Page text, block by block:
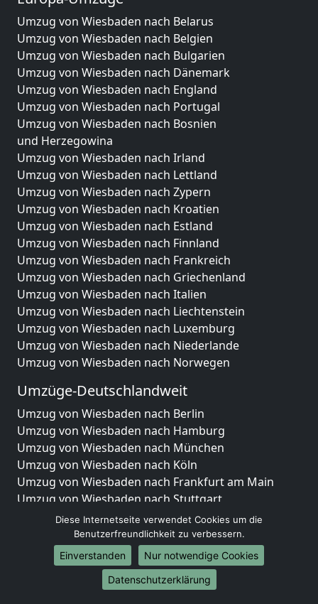
Umzug von Wiesbaden nach Belarus
Umzug von Wiesbaden nach Belgien
Umzug von Wiesbaden nach Bulgarien
Umzug von Wiesbaden nach Dänemark
Umzug von Wiesbaden nach England
Umzug von Wiesbaden nach Portugal
Umzug von Wiesbaden nach Bosnien
und Herzegowina
Umzug von Wiesbaden nach Irland
Umzug von Wiesbaden nach Lettland
Umzug von Wiesbaden nach Zypern
Umzug von Wiesbaden nach Kroatien
Umzug von Wiesbaden nach Estland
Umzug von Wiesbaden nach Finnland
Umzug von Wiesbaden nach Frankreich
Umzug von Wiesbaden nach Griechenland
Umzug von Wiesbaden nach Italien
Umzug von Wiesbaden nach Liechtenstein
Umzug von Wiesbaden nach Luxemburg
Umzug von Wiesbaden nach Niederlande
Umzug von Wiesbaden nach Norwegen
Umzüge-Deutschlandweit
Umzug von Wiesbaden nach Berlin
Umzug von Wiesbaden nach Hamburg
Umzug von Wiesbaden nach München
Umzug von Wiesbaden nach Köln
Umzug von Wiesbaden nach Frankfurt am Main
Umzug von Wiesbaden nach Stuttgart
Umzug von Wiesbaden nach Düsseldorf
Umzug von Wiesbaden nach Leipzig
Umzug von Wiesbaden nach Dortmund
Umzug von Wiesbaden nach Essen
Umzug von Wiesbaden nach Bremen
Diese Internetseite verwendet Cookies um die
Benutzerfreundlichkeit zu verbessern.
Einverstanden
Nur notwendige Cookies
Datenschutzerklärung